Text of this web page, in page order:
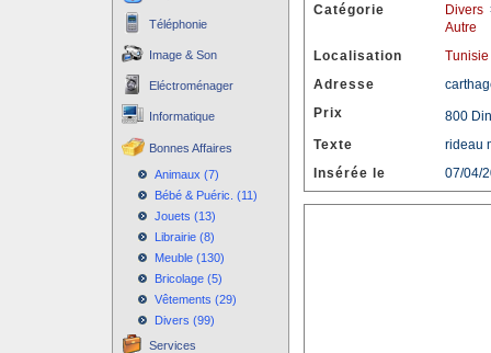
Téléphonie
Image & Son
Eléctroménager
Informatique
Bonnes Affaires
Animaux (7)
Bébé & Puéric. (11)
Jouets (13)
Librairie (8)
Meuble (130)
Bricolage (5)
Vêtements (29)
Divers (99)
Services
Catégorie
Divers
Autre
Localisation
Tunisie
Adresse
Prix
800
Texte
rideau
Insérée le
07/04/